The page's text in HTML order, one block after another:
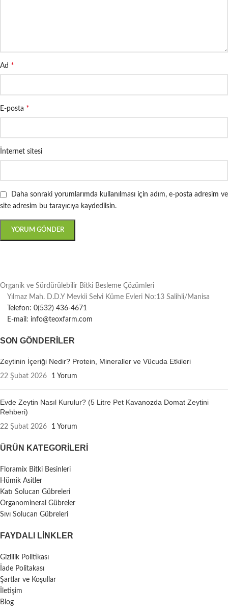
Ad *
E-posta *
İnternet sitesi
Daha sonraki yorumlarımda kullanılması için adım, e-posta adresim ve
site adresim bu tarayıcıya kaydedilsin.
Organik ve Sürdürülebilir Bitki Besleme Çözümleri
Yılmaz Mah. D.D.Y Mevkii Selvi Küme Evleri No:13 Salihli/Manisa
Telefon: 0(532) 436-4671
E-mail: info@teoxfarm.com
SON GÖNDERILER
Zeytinin İçeriği Nedir? Protein, Mineraller ve Vücuda Etkileri
22 Şubat 2026 1 Yorum
Evde Zeytin Nasıl Kurulur? (5 Litre Pet Kavanozda Domat Zeytini
Rehberi)
22 Şubat 2026 1 Yorum
ÜRÜN KATEGORILERI
Floramix Bitki Besinleri
Hümik Asitler
Katı Solucan Gübreleri
Organomineral Gübreler
Sıvı Solucan Gübreleri
FAYDALI LİNKLER
Gizlilik Politikası
İade Politakası
Şartlar ve Koşullar
İletişim
Blog